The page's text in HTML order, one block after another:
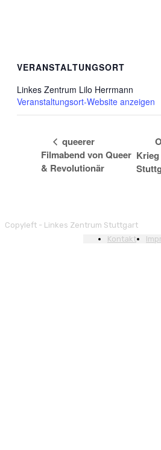
VERANSTALTUNGSORT
Linkes Zentrum Lilo Herrmann
Veranstaltungsort-Website anzeigen
queerer
Filmabend von Queer
& Revolutionär
Copyleft - Linkes Zentrum Stuttgart
Kontakt